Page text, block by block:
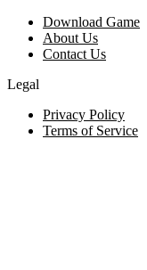
Download Game
About Us
Contact Us
Legal
Privacy Policy
Terms of Service